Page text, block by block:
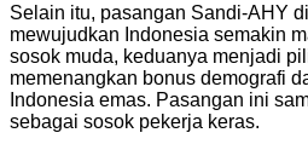
Selain itu, pasangan Sandi-AHY
mewujudkan Indonesia semakin
sosok muda, keduanya menjadi
memenangkan bonus demografi
Indonesia emas. Pasangan ini
sebagai sosok pekerja keras.